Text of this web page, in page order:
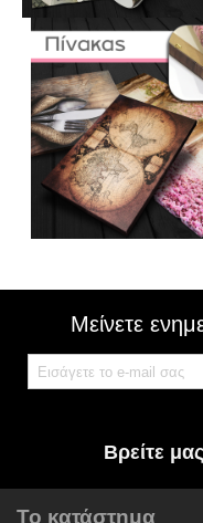
Μείνετε
Βρείτε
Το κατάστημα